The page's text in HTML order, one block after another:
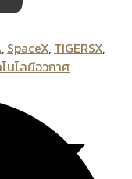
, SpaceX, TIGERSX,
นโลยีอวกาศ